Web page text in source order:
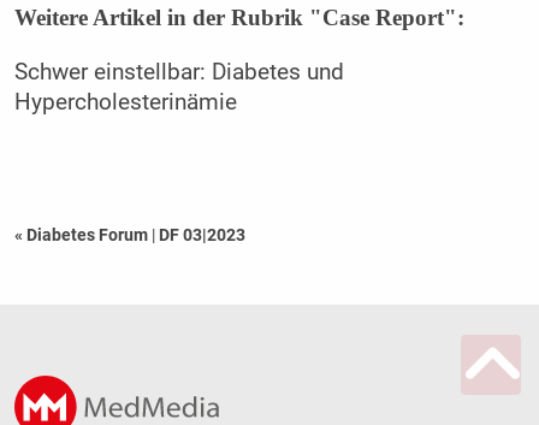
Weitere Artikel in der Rubrik "Case Report":
Schwer einstellbar: Diabetes und
Hypercholesterinämie
« Diabetes Forum | DF 03|2023